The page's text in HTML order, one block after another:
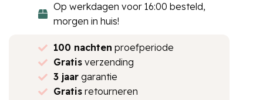
Op werkdagen voor 16:00 besteld,
morgen in huis!
100 nachten proefperiode
Gratis verzending
3 jaar garantie
Gratis retourneren